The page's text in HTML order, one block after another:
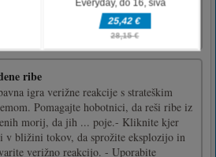
igre in najbolje izkoristite omejeni čas,
ujemajo enake ploščice, da bodo
ribe
igra verižne reakcije s strateškim
Pomagajte hobotnici, da reši ribe iz
morij, da jih ... poje.- Kliknite kjer
v bližini tokov, da sprožite eksplozijo in
verižno reakcijo. - Uporabite